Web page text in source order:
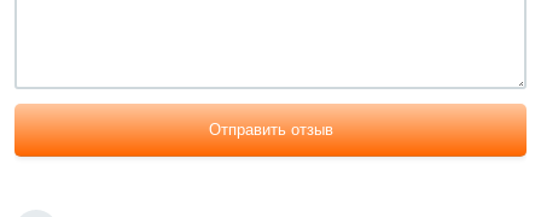
Отправить отзыв